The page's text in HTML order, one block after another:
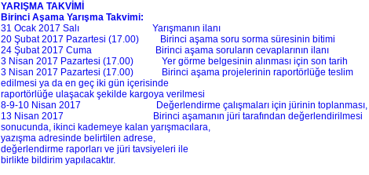
YARIŞMA TAKVİMİ
Birinci Aşama Yarışma Takvimi:
31 Ocak 2017 Salı Yarışmanın ilanı
20 Şubat 2017 Pazartesi (17.00) Birinci aşama soru sorma süresinin bitimi
24 Şubat 2017 Cuma Birinci aşama soruların cevaplarının ilanı
3 Nisan 2017 Pazartesi (17.00) Yer görme belgesinin alınması için son tarih
3 Nisan 2017 Pazartesi (17.00) Birinci aşama projelerinin raportörlüğe teslim
edilmesi ya da en geç iki gün içerisinde
raportörlüğe ulaşacak şekilde kargoya verilmesi
8-9-10 Nisan 2017 Değerlendirme çalışmaları için jürinin toplanması,
13 Nisan 2017 Birinci aşamanın jüri tarafından değerlendirilmesi
sonucunda, ikinci kademeye kalan yarışmacılara,
yazışma adresinde belirtilen adrese,
değerlendirme raporları ve jüri tavsiyeleri ile
birlikte bildirim yapılacaktır.